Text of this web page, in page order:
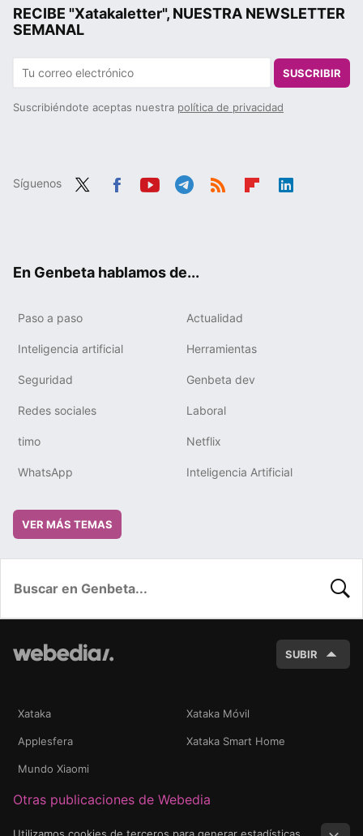
RECIBE "Xatakaletter", NUESTRA NEWSLETTER
SEMANAL
SUSCRIBIR
Suscribiéndote aceptas nuestra política de privacidad
Síguenos
En Genbeta hablamos de...
Paso a paso Actualidad
Inteligencia artificial Herramientas
Seguridad Genbeta dev
Redes sociales Laboral
timo Netflix
WhatsApp Inteligencia Artificial
VER MÁS TEMAS
SUBIR
Xataka Xataka Móvil
Applesfera Xataka Smart Home
Mundo Xiaomi
Otras publicaciones de Webedia